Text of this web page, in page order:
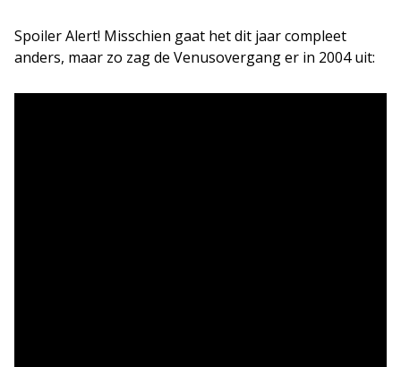
Spoiler Alert! Misschien gaat het dit jaar compleet
anders, maar zo zag de Venusovergang er in 2004 uit: